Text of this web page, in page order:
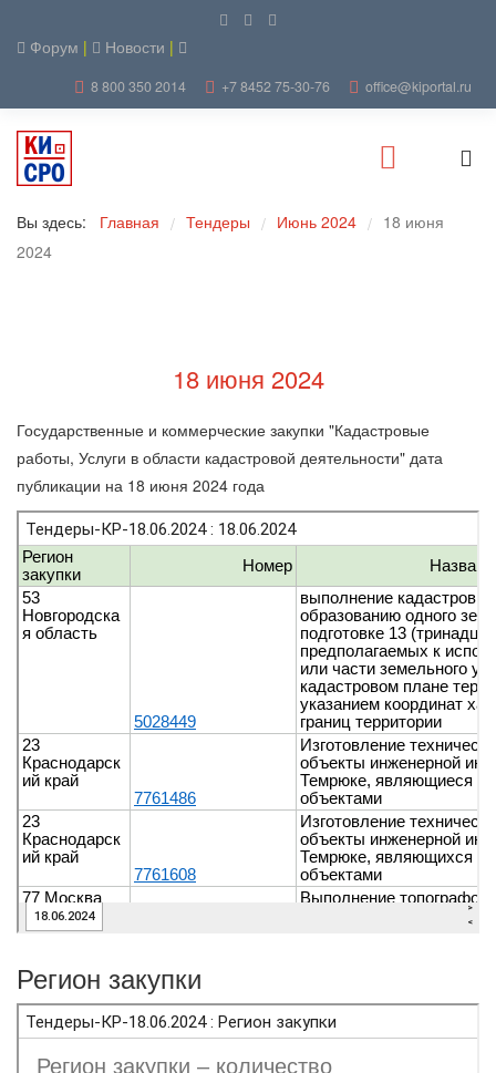
Форум | Новости |
8 800 350 2014 +7 8452 75-30-76 office@kiportal.ru
Вы здесь: Главная / Тендеры / Июнь 2024 / 18 июня
2024
18 июня 2024
Государственные и коммерческие закупки "Кадастровые
работы, Услуги в области кадастровой деятельности" дата
публикации на 18 июня 2024 года
Регион закупки